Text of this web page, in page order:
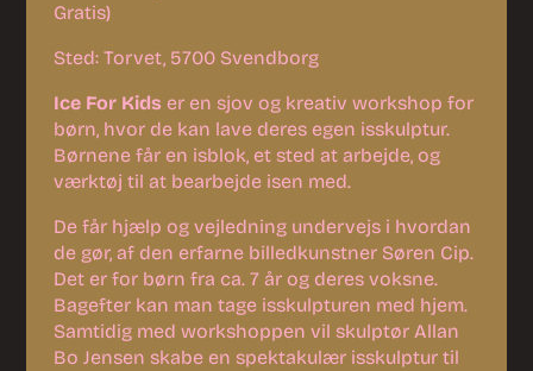
Gratis)
Sted: Torvet, 5700 Svendborg
Ice For Kids er en sjov og kreativ workshop for
børn, hvor de kan lave deres egen isskulptur.
Børnene får en isblok, et sted at arbejde, og
værktøj til at bearbejde isen med.
De får hjælp og vejledning undervejs i hvordan
de gør, af den erfarne billedkunstner Søren Cip.
Det er for børn fra ca. 7 år og deres voksne.
Bagefter kan man tage isskulpturen med hjem.
Samtidig med workshoppen vil skulptør Allan
Bo Jensen skabe en spektakulær isskulptur til